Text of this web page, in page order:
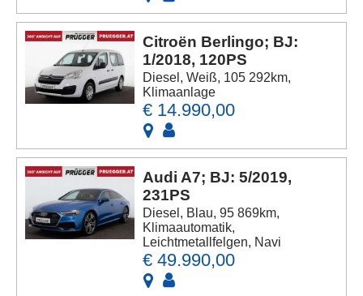
Citroën Berlingo; BJ:
1/2018, 120PS
Diesel, Weiß, 105 292km,
Klimaanlage
€ 14.990,00
Audi A7; BJ: 5/2019,
231PS
Diesel, Blau, 95 869km,
Klimaautomatik,
Leichtmetallfelgen, Navi
€ 49.990,00